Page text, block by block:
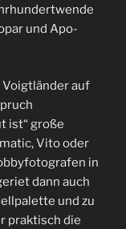
und Apo-
auf
ist“ große
Vito oder
in
dann auch
und zu
praktisch die